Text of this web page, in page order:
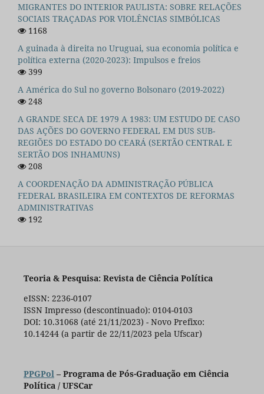
MIGRANTES DO INTERIOR PAULISTA: SOBRE RELAÇÕES
SOCIAIS TRAÇADAS POR VIOLÊNCIAS SIMBÓLICAS
1168
A guinada à direita no Uruguai, sua economia política e
política externa (2020-2023): Impulsos e freios
399
A América do Sul no governo Bolsonaro (2019-2022)
248
A GRANDE SECA DE 1979 A 1983: UM ESTUDO DE CASO
DAS AÇÕES DO GOVERNO FEDERAL EM DUS SUB-
REGIÕES DO ESTADO DO CEARÁ (SERTÃO CENTRAL E
SERTÃO DOS INHAMUNS)
208
A COORDENAÇÃO DA ADMINISTRAÇÃO PÚBLICA
FEDERAL BRASILEIRA EM CONTEXTOS DE REFORMAS
ADMINISTRATIVAS
192
Teoria & Pesquisa: Revista de Ciência Política
eISSN: 2236-0107
ISSN Impresso (descontinuado): 0104-0103
DOI: 10.31068 (até 21/11/2023) - Novo Prefixo:
10.14244 (a partir de 22/11/2023 pela Ufscar)
PPGPol– Programa de Pós-Graduação em Ciência
Política / UFSCar